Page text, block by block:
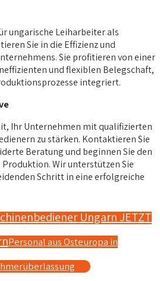
ungarische Leiharbeiter als
Sie in die Effizienz und
Sie profitieren von einer
und flexiblen Belegschaft,
integriert.
Ihr Unternehmen mit qualifizierten
zu stärken. Kontaktieren Sie
Beratung und beginnen Sie den
Wir unterstützen Sie
Schritt in eine erfolgreiche
Ungarn JETZT
Personal aus Osteuropa in